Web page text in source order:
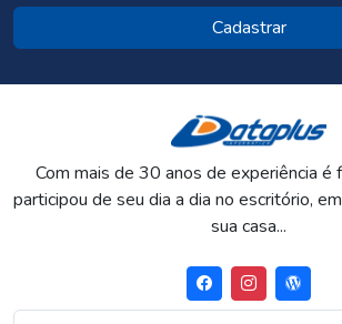
Cadastrar
Com mais de 30 anos de experiência é
participou de seu dia a dia no escritório,
sua casa...